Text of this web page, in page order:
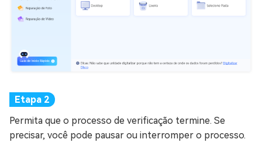
Permita que o processo de verificação termine. Se
precisar, você pode pausar ou interromper o processo.